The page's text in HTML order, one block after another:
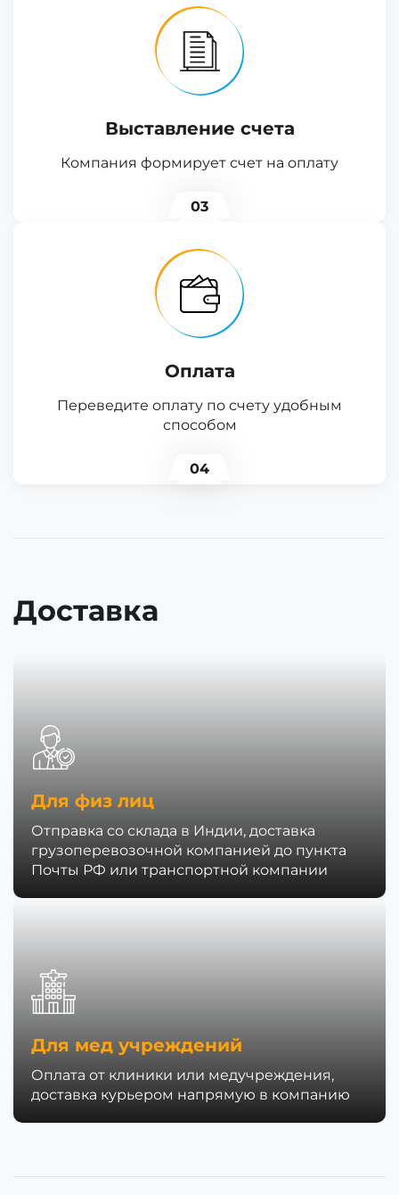
Выставление счета
Компания формирует счет на оплату
03
Оплата
Переведите оплату по счету удобным
способом
04
Доставка
Для физ лиц
Отправка со склада в Индии, доставка
грузоперевозочной компанией до пункта
Почты РФ или транспортной компании
Для мед учреждений
Оплата от клиники или медучреждения,
доставка курьером напрямую в компанию